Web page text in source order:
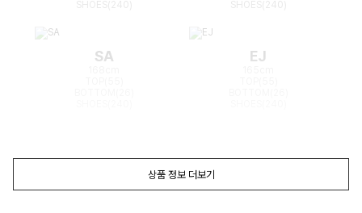
SA EJ
상품 정보 더보기